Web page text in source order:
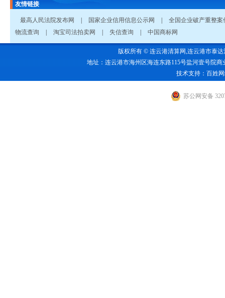
友情链接
最高人民法院发布网 国家企业信用信息公示网
全国企业破产重整案
物流查询
淘宝司法拍卖网 失信查询 中国商标网
版权所有 © 连云港清算网,连云港市泰达
地址：连云港市海州区海连东路115号盐河壹号院商
技术支持： 百姓
苏公网安备